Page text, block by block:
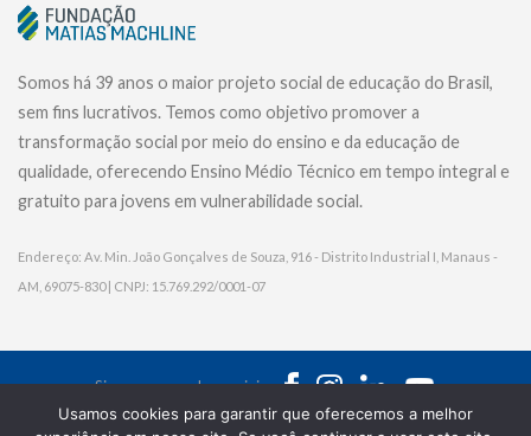
Somos há 39 anos o maior projeto social de educação do Brasil,
sem fins lucrativos. Temos como objetivo promover a
transformação social por meio do ensino e da educação de
qualidade, oferecendo Ensino Médio Técnico em tempo integral e
gratuito para jovens em vulnerabilidade social.
Endereço: Av. Min. João Gonçalves de Souza, 916 - Distrito Industrial I, Manaus -
AM, 69075-830 | CNPJ: 15.769.292/0001-07
Siga nossas redes sociais:
Usamos cookies para garantir que oferecemos a melhor